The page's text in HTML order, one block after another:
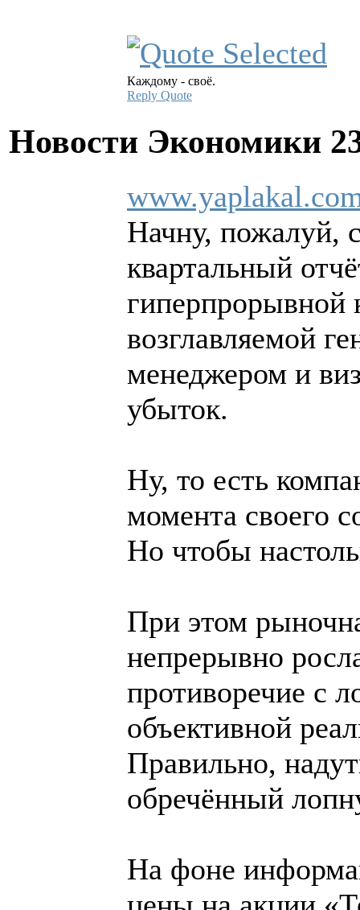
Каждому - своё.
Reply Quote
Новости Экономики
Начну, пожалуй,
квартальный
гиперпрорывной
возглавляемой
менеджером и
убыток.
Ну, то есть
момента своего
Но чтобы
При этом
непрерывно
противоречие с
объективной
Правильно,
обречённый
На фоне